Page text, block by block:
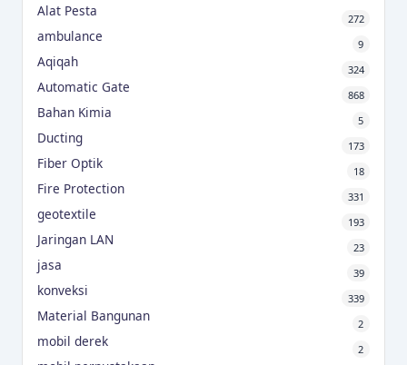
Alat Pesta 272
ambulance 9
Aqiqah 324
Automatic Gate 868
Bahan Kimia 5
Ducting 173
Fiber Optik 18
Fire Protection 331
geotextile 193
Jaringan LAN 23
jasa 39
konveksi 339
Material Bangunan 2
mobil derek 2